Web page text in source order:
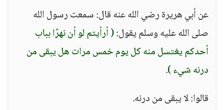
عن أبي هريرة رضي الله عنه قال: سمعت رسول الله
صلى الله عليه وسلم يقول:( أرأيتم لو أن نهرًا بباب
أحدكم يغتسل منه كل يوم خمس مرات هل يبقى من
درنه شيء ).
قالوا: لا يبقى من درنه.